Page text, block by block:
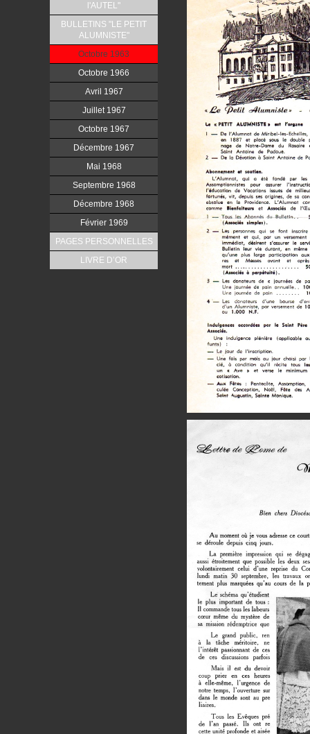
l'AUTEL"
BULLETINS "LE PETIT
ALUMNISTE"
Octobre 1963
Octobre 1966
Avril 1967
Juillet 1967
Octobre 1967
Décembre 1967
Mai 1968
Septembre 1968
Décembre 1968
Février 1969
PAGES PERSONNELLES
LIVRE D’OR